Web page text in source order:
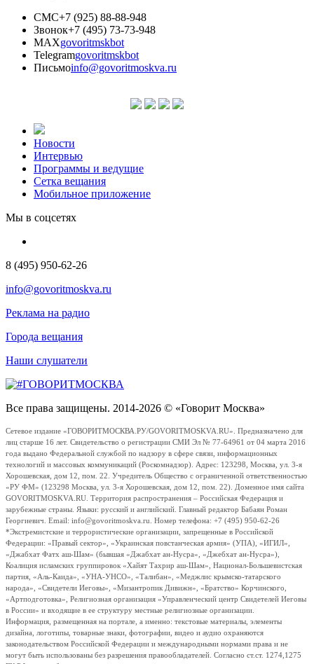
СМС+7 (925) 88-88-948
Звонок+7 (495) 73-73-948
MAXgovoritmskbot
Telegramgovoritmskbot
Письмоinfo@govoritmoskva.ru
Новости
Интервью
Программы и ведущие
Сетка вещания
Мобильное приложение
Мы в соцсетях
8 (495) 950-62-26
info@govoritmoskva.ru
Реклама на радио
Города вещания
Наши слушатели
Все права защищены. 2014-2026 © «Говорит Москва»
Сетевое издание «ГОВОРИТМОСКВА.РУ/GOVORITMOSKVA.RU». Предназначено для
лиц старше 16 лет. Свидетельство о регистрации СМИ Эл № 77-64961 от 04 марта 2016
года выдано Федеральной службой по надзору в сфере связи, информационных
технологий и массовых коммуникаций (Роскомнадзор). Адрес: 123298, Москва, ул. 3-я
Хорошевская, дом 12, пом. 22. Учредитель Общество с ограниченной ответственностью
«РУ ФМ» (123298 Москва, ул. 3-я Хорошевская, дом 12, пом. 22). Доменное имя сайта
GOVORITMOSKVA.RU. Территория распространения – Российская Федерация и
зарубежные страны. Языки: русский и английский. Главный редактор Бабаян Роман
Георгиевич. Email: info@govoritmoskva.ru. Номер телефона: +7 (495) 950-62-26
*Экстремистские и террористические организации, запрещенные в Российской
Федерации: «Правый сектор», «Украинская повстанческая армия» (УПА), «ИГИЛ»,
«Джабхат Фатх аш-Шам» (бывшая «Джабхат ан-Нусра», «Джебхат ан-Нусра»),
Коалиция исламских группировок «Хайят Тахрир аш-Шам», Национал-Большевистская
партия, «Аль-Каида», «УНА-УНСО», «Талибан», «Меджлис крымско-татарского
народа», «Свидетели Иеговы», «Мизантропик Дивижн», «Братство» Корчинского,
«Артподготовка», Религиозная организация «Управленческий центр Свидетелей Иеговы
в России» и входящие в ее структуру местные религиозные организации.
Информация, размещенная на портале, а именно: текстовые материалы, элементы
дизайна, логотипы, товарные знаки, фотографии, видео и аудио охраняются
законодательством Российской Федерации и международными нормами права и не
могут быть использованы без разрешения правообладателей. Согласно ст.ст. 1274,1275